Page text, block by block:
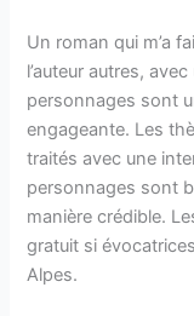
Un roman qui m’a
l’auteur autres,
personnages sont
engageante. Les
traités avec une
personnages sont
manière crédible.
gratuit si
Alpes.